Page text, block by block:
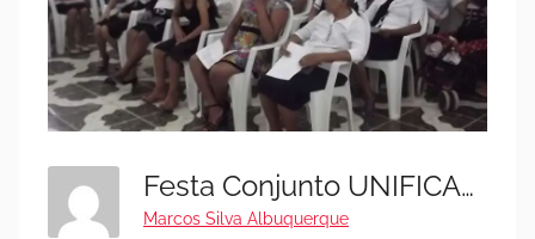
Festa Conjunto UNIFICADA OBREIROS (Voz De Júbilo) E Cículo De Oração (3)
Marcos Silva Albuquerque